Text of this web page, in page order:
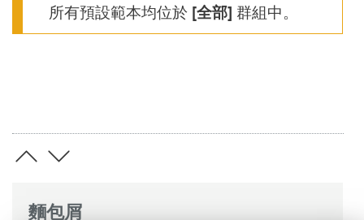
麵包屑
所有預設範本均位於 [全部] 群組中。